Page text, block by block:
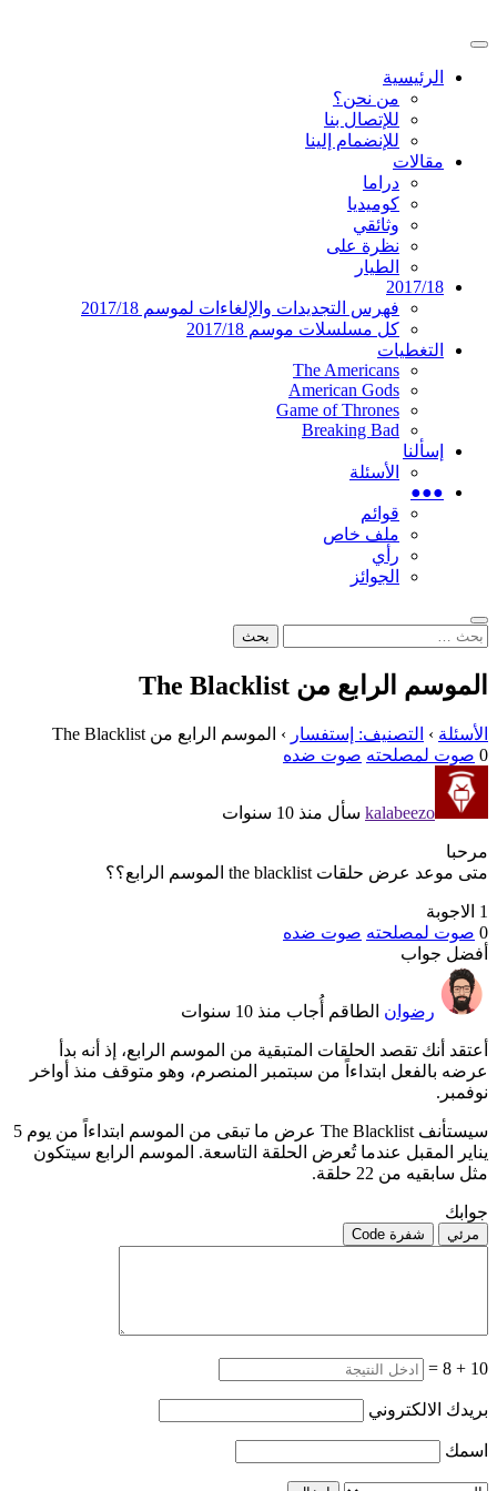
إلى
دليل التلفزيون العربي
موقع عربي متخصص في أخبار ومقالات حول
المسلسلات الأجنبية
القائمة
الرئيسيةالرئيسية
من نحن؟
للإتصال بنا
للإنضمام إلينا
مقالات
دراما
كوميديا
وثائقي
نظرة على
الطيار
2017/18
فهرس التجديدات والإلغاءات لموسم 2017/18
كل مسلسلات موسم 2017/18
التغطيات
The Americans
American Gods
Game of Thrones
Breaking Bad
إسألنا
الأسئلة
●●●
قوائم
ملف خاص
رأي
الجوائز
بحث
البحث
الموسم الرابع من The Blacklist
الأسئلة › التصنيف: إستفسار › الموسم الرابع من The Blacklist
0 صوت لمصلحته صوت ضده
kalabeezo سأل منذ 10 سنوات
مرحبا
متى موعد عرض حلقات the blacklist الموسم الرابع؟؟
1 الاجوبة
0 صوت لمصلحته صوت ضده
أفضل جواب
رضوان الطاقم أُجاب منذ 10 سنوات
أعتقد أنك تقصد الحلقات المتبقية من الموسم الرابع، إذ أنه بدأ
عرضه بالفعل ابتداءاً من سبتمبر المنصرم، وهو متوقف منذ أواخر
نوفمبر.
سيستأنف The Blacklist عرض ما تبقى من الموسم ابتداءاً من يوم 5
يناير المقبل عندما تُعرض الحلقة التاسعة. الموسم الرابع سيتكون
مثل سابقيه من 22 حلقة.
جوابك
مرئي شفرة Code
10
+
8
=
بريدك الالكتروني
اسمك